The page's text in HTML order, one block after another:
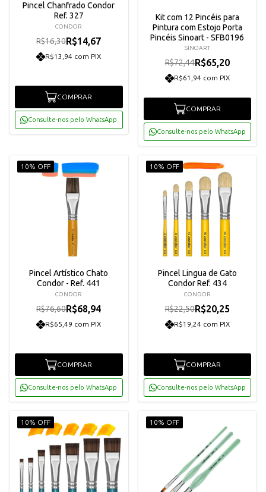
Pincel Chanfrado Condor
Ref. 327
CONDOR
R$16,30R$14,67
R$13,94 com PIX
COMPRAR
Consulte-nos pelo WhatsApp
Kit com 12 Pincéis para
Pintura com Estojo Porta
Pincéis Sinoart - SFB0196
SINOART
R$72,44R$65,20
R$61,94 com PIX
COMPRAR
Consulte-nos pelo WhatsApp
10% OFF
Pincel Artístico Chato
Condor - Ref. 441
CONDOR
R$76,60R$68,94
R$65,49 com PIX
COMPRAR
Consulte-nos pelo WhatsApp
10% OFF
Pincel Lingua de Gato
Condor Ref. 434
CONDOR
R$22,50R$20,25
R$19,24 com PIX
COMPRAR
Consulte-nos pelo WhatsApp
10% OFF 10% OFF